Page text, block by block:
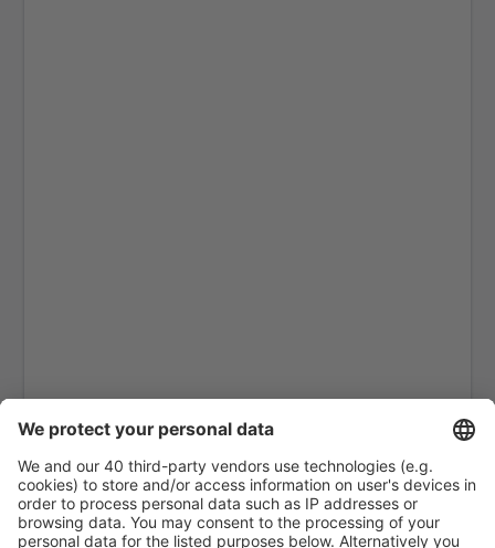
Glasgow
Gloucestershire Airport (GLO)
Guernsey Airport (GCI)
London